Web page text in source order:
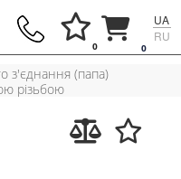
0
0
UA
RU
з'єднання (папа)
різьбою